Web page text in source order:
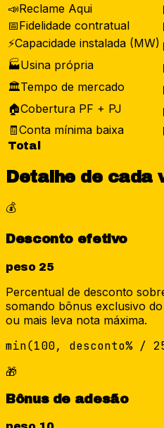
📣Reclame Aqui
📅Fidelidade contratual
⚡Capacidade instalada (MW)
🏭Usina própria
🏛️Tempo de mercado
🏠Cobertura PF + PJ
🧾Conta mínima baixa
Total
Detalhe de cada
💰
Desconto efetivo
peso 25
Percentual de desconto
somando bônus exclusivo
ou mais leva nota máxima.
min(100, desconto% /
🎁
Bônus de adesão